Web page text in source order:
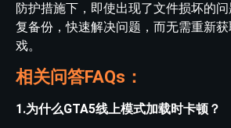
防护措施下，即使出现了文件损坏的
复备份，快速解决问题，而无需重新
戏。
相关问答FAQs：
1.为什么GTA5线上模式加载时卡顿？